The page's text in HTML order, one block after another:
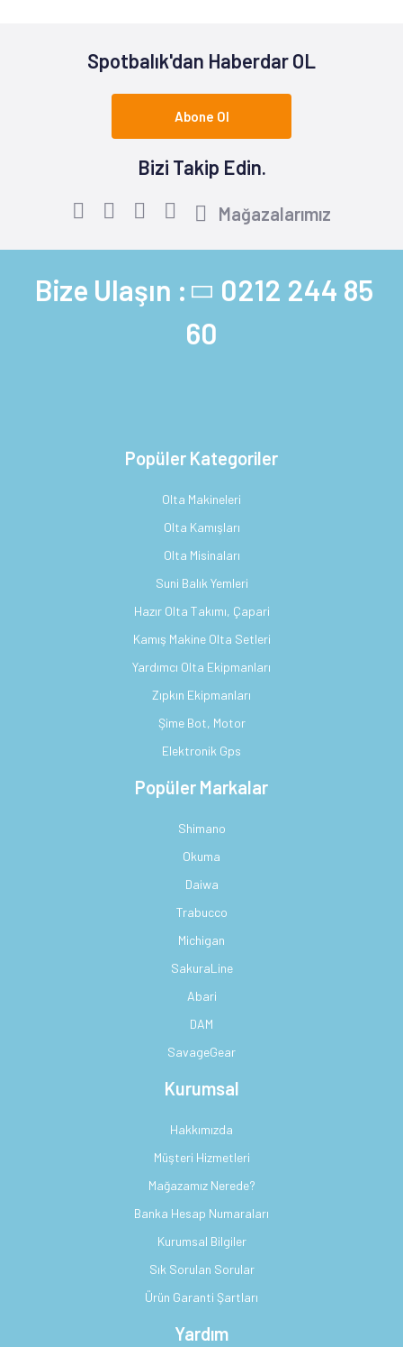
Spotbalık'dan Haberdar OL
Abone Ol
Bizi Takip Edin.
Mağazalarımız
Bize Ulaşın : 0212 244 85
60
Popüler Kategoriler
Olta Makineleri
Olta Kamışları
Olta Misinaları
Suni Balık Yemleri
Hazır Olta Takımı, Çapari
Kamış Makine Olta Setleri
Yardımcı Olta Ekipmanları
Zıpkın Ekipmanları
Şime Bot, Motor
Elektronik Gps
Popüler Markalar
Shimano
Okuma
Daiwa
Trabucco
Michigan
SakuraLine
Abari
DAM
SavageGear
Kurumsal
Hakkımızda
Müşteri Hizmetleri
Mağazamız Nerede?
Banka Hesap Numaraları
Kurumsal Bilgiler
Sık Sorulan Sorular
Ürün Garanti Şartları
Yardım